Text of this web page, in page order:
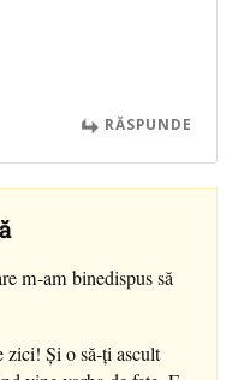
RĂSPUNDE
m-am binedispus să
zici! Şi o să-ţi ascult